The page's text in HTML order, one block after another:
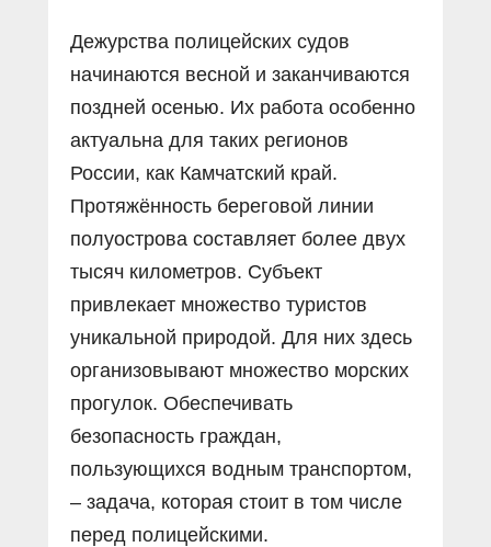
Дежурства полицейских судов
начинаются весной и заканчиваются
поздней осенью. Их работа особенно
актуальна для таких регионов
России, как Камчатский край.
Протяжённость береговой линии
полуострова составляет более двух
тысяч километров. Субъект
привлекает множество туристов
уникальной природой. Для них здесь
организовывают множество морских
прогулок. Обеспечивать
безопасность граждан,
пользующихся водным транспортом,
– задача, которая стоит в том числе
перед полицейскими.